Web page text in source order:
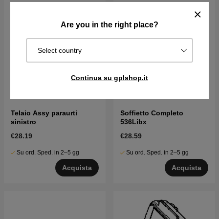
Are you in the right place?
Select country
Continua su gplshop.it
Telaio Assy paraurti
sinistro
€28.19
Su ord. Sped. in 2–5 gg
Acquista
Soffietto Completo
536Libx
€28.59
Su ord. Sped. in 2–5 gg
Acquista